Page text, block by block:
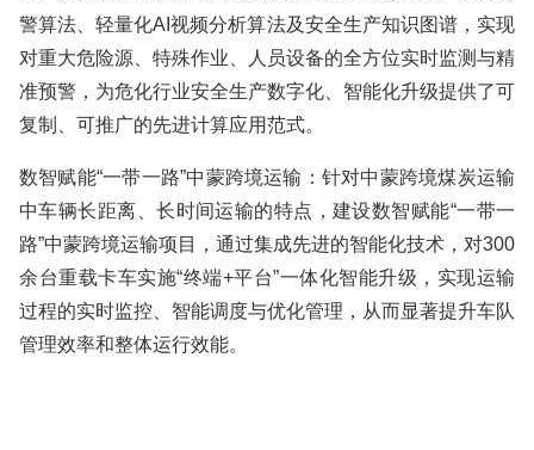
警算法、轻量化AI视频分析算法及安全生产知识图谱，实现
对重大危险源、特殊作业、人员设备的全方位实时监测与精
准预警，为危化行业安全生产数字化、智能化升级提供了可
复制、可推广的先进计算应用范式。
数智赋能“一带一路”中蒙跨境运输：针对中蒙跨境煤炭运输
中车辆长距离、长时间运输的特点，建设数智赋能“一带一
路”中蒙跨境运输项目，通过集成先进的智能化技术，对300
余台重载卡车实施“终端+平台”一体化智能升级，实现运输
过程的实时监控、智能调度与优化管理，从而显著提升车队
管理效率和整体运行效能。